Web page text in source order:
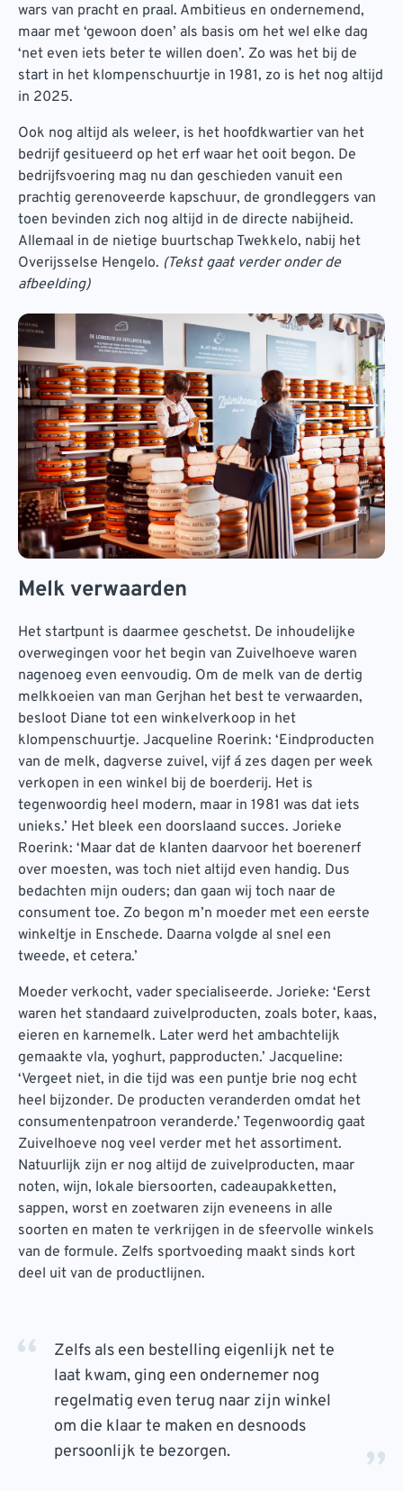
wars van pracht en praal. Ambitieus en ondernemend,
maar met ‘gewoon doen’ als basis om het wel elke dag
‘net even iets beter te willen doen’. Zo was het bij de
start in het klompenschuurtje in 1981, zo is het nog altijd
in 2025.
Ook nog altijd als weleer, is het hoofdkwartier van het
bedrijf gesitueerd op het erf waar het ooit begon. De
bedrijfsvoering mag nu dan geschieden vanuit een
prachtig gerenoveerde kapschuur, de grondleggers van
toen bevinden zich nog altijd in de directe nabijheid.
Allemaal in de nietige buurtschap Twekkelo, nabij het
Overijsselse Hengelo. (Tekst gaat verder onder de
afbeelding)
Melk verwaarden
Het startpunt is daarmee geschetst. De inhoudelijke
overwegingen voor het begin van Zuivelhoeve waren
nagenoeg even eenvoudig. Om de melk van de dertig
melkkoeien van man Gerjhan het best te verwaarden,
besloot Diane tot een winkelverkoop in het
klompenschuurtje. Jacqueline Roerink: ‘Eindproducten
van de melk, dagverse zuivel, vijf á zes dagen per week
verkopen in een winkel bij de boerderij. Het is
tegenwoordig heel modern, maar in 1981 was dat iets
unieks.’ Het bleek een doorslaand succes. Jorieke
Roerink: ‘Maar dat de klanten daarvoor het boerenerf
over moesten, was toch niet altijd even handig. Dus
bedachten mijn ouders; dan gaan wij toch naar de
consument toe. Zo begon m’n moeder met een eerste
winkeltje in Enschede. Daarna volgde al snel een
tweede, et cetera.’
Moeder verkocht, vader specialiseerde. Jorieke: ‘Eerst
waren het standaard zuivelproducten, zoals boter, kaas,
eieren en karnemelk. Later werd het ambachtelijk
gemaakte vla, yoghurt, papproducten.’ Jacqueline:
‘Vergeet niet, in die tijd was een puntje brie nog echt
heel bijzonder. De producten veranderden omdat het
consumentenpatroon veranderde.’ Tegenwoordig gaat
Zuivelhoeve nog veel verder met het assortiment.
Natuurlijk zijn er nog altijd de zuivelproducten, maar
noten, wijn, lokale biersoorten, cadeaupakketten,
sappen, worst en zoetwaren zijn eveneens in alle
soorten en maten te verkrijgen in de sfeervolle winkels
van de formule. Zelfs sportvoeding maakt sinds kort
deel uit van de productlijnen.
Zelfs als een bestelling eigenlijk net te
laat kwam, ging een ondernemer nog
regelmatig even terug naar zijn winkel
om die klaar te maken en desnoods
persoonlijk te bezorgen.